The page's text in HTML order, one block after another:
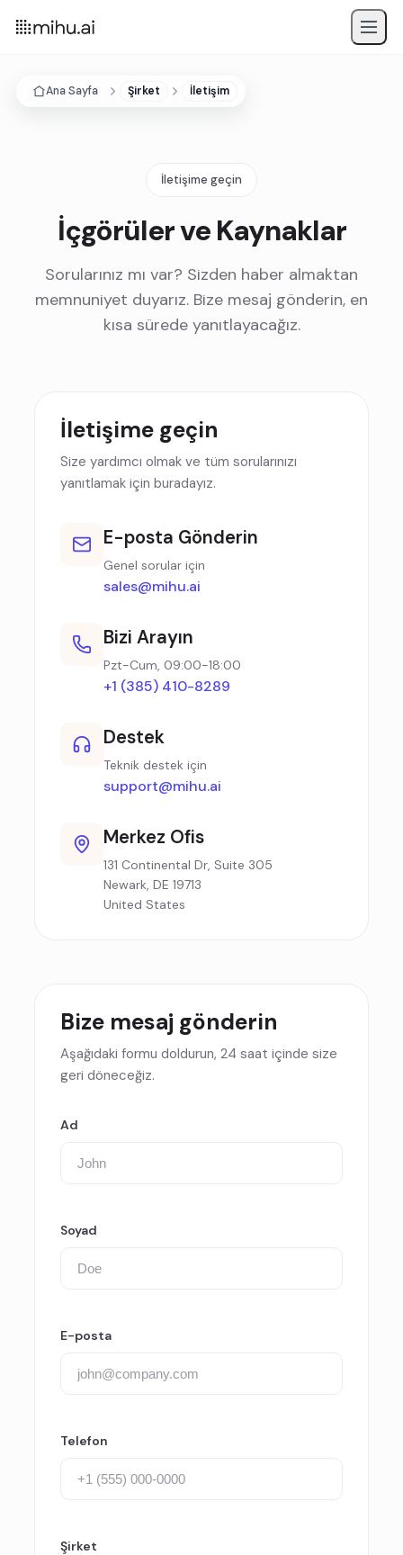
Ana Sayfa Şirket İletişim
İletişime geçin
İçgörüler ve Kaynaklar
Sorularınız mı var? Sizden haber almaktan
memnuniyet duyarız. Bize mesaj gönderin, en
kısa sürede yanıtlayacağız.
İletişime geçin
Size yardımcı olmak ve tüm sorularınızı
yanıtlamak için buradayız.
E-posta Gönderin
Genel sorular için
sales@mihu.ai
Bizi Arayın
Pzt-Cum, 09:00-18:00
+1 (385) 410-8289
Destek
Teknik destek için
support@mihu.ai
Merkez Ofis
131 Continental Dr, Suite 305
Newark, DE 19713
United States
Bize mesaj gönderin
Aşağıdaki formu doldurun, 24 saat içinde size
geri döneceğiz.
Ad
Soyad
E-posta
Telefon
Şirket